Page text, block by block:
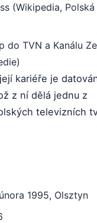
(Wikipedia, Polská
do TVN a Kanálu
kariéře je
z ní dělá jednu z
televizních
1995, Olsztyn